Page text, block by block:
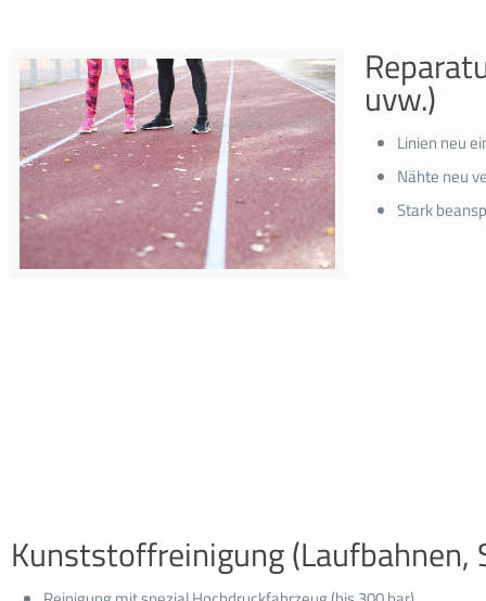
uvw.)
Linien neu
Nähte neu
Stark
Kunststoffreinigung (Laufbahnen,